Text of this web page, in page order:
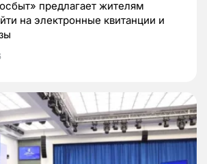
предлагает жителям
на электронные квитанции и